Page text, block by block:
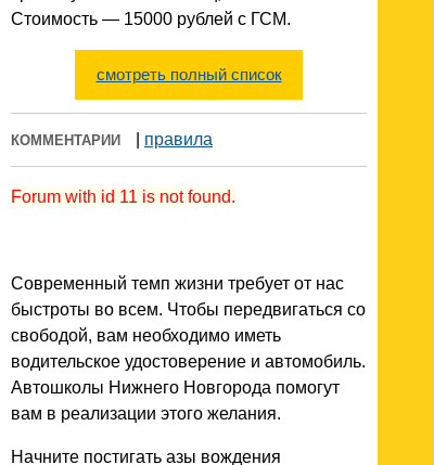
Стоимость — 15000 рублей с ГСМ.
смотреть полный список
КОММЕНТАРИИ правила
Forum with id 11 is not found.
Современный темп жизни требует от нас
быстроты во всем. Чтобы передвигаться со
свободой, вам необходимо иметь
водительское удостоверение и автомобиль.
Автошколы Нижнего Новгорода помогут
вам в реализации этого желания.
Начните постигать азы вождения